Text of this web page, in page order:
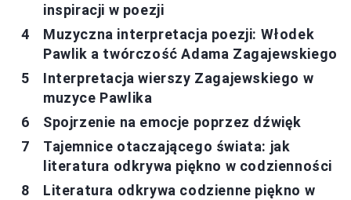
inspiracji w poezji
Muzyczna interpretacja poezji: Włodek
Pawlik a twórczość Adama Zagajewskiego
Interpretacja wierszy Zagajewskiego w
muzyce Pawlika
Spojrzenie na emocje poprzez dźwięk
Tajemnice otaczającego świata: jak
literatura odkrywa piękno w codzienności
Literatura odkrywa codzienne piękno w